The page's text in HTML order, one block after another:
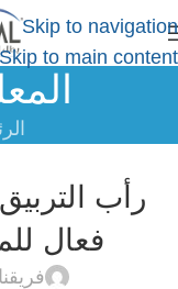
Skip to navigation
Skip to main content
رأب التربيق
فعال